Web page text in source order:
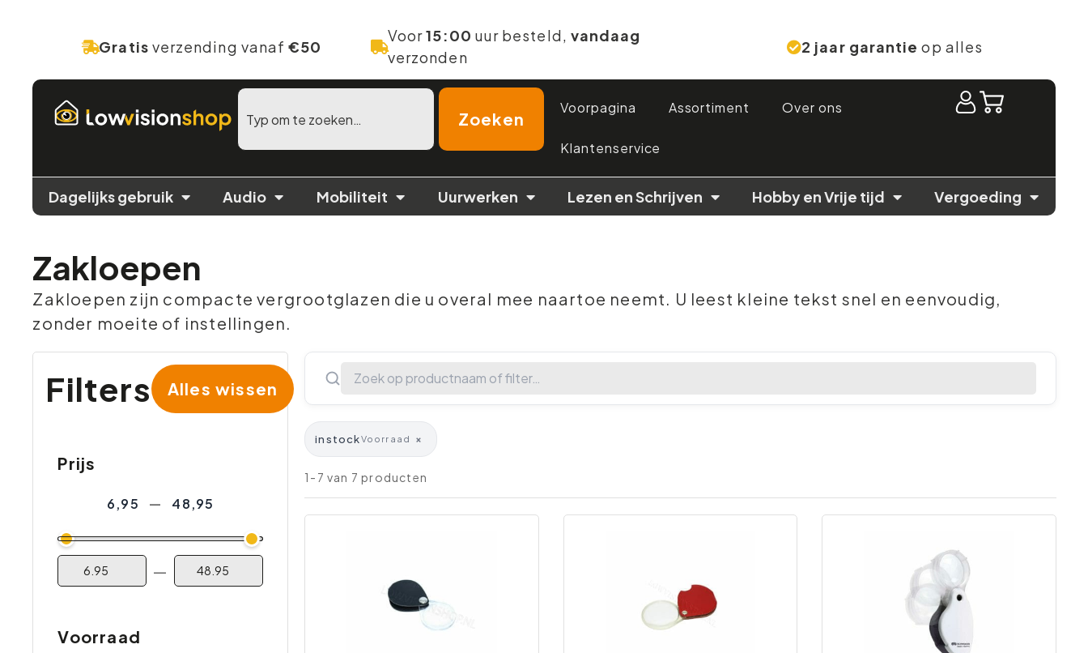
Gratis verzending vanaf €50
Voor15:00 uur besteld, vandaag
verzonden
2 jaar garantie op alles
Zoeken
Voorpagina Assortiment Over ons
Klantenservice
Dagelijks gebruik Audio Mobiliteit Uurwerken Lezen en Schrijven Hobby en Vrije tijd Vergoeding
Zakloepen
Zakloepen zijn compacte vergrootglazen die u overal mee naartoe neemt. U leest kleine tekst snel en eenvoudig,
zonder moeite of instellingen.
Filters Alles wissen
Prijs
6,95 — 48,95
—
Voorraad
instockVoorraad ×
1-7 van 7 producten